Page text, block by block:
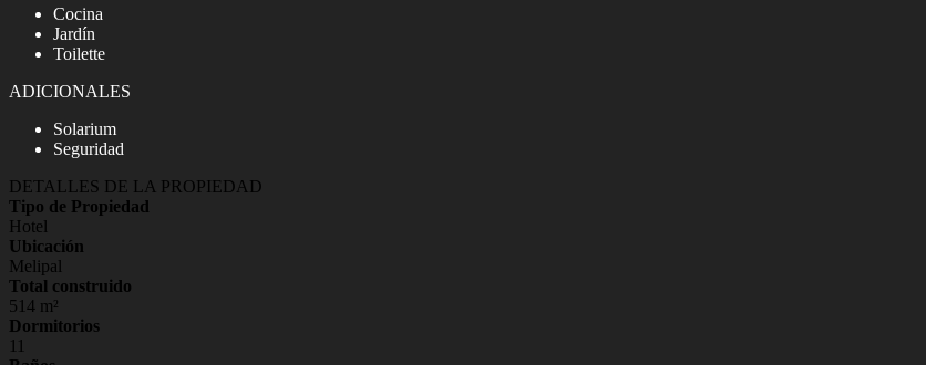
Cocina
Jardín
Toilette
ADICIONALES
Solarium
Seguridad
DETALLES DE LA PROPIEDAD
Tipo de Propiedad
Hotel
Ubicación
Melipal
Total construido
514 m²
Dormitorios
11